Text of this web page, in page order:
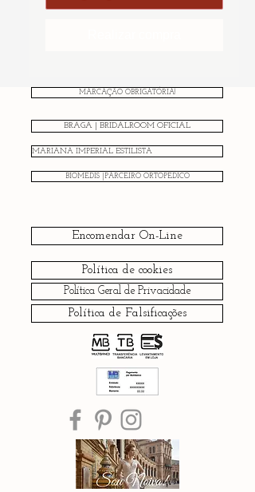
MARCAÇÃO OBRIGATÓRIA!
BRAGA | BRIDALROOM OFICIAL
MARIANA IMPERIAL ESTILISTA
BIOMEDIS |PARCEIRO ORTOPÉDICO
Encomendar On-Line
Política de cookies
Política Geral de Privacidade
Política de Falsificações